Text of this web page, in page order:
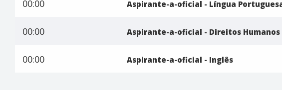
00:00 Aspirante-a-oficial - Língua
00:00 Aspirante-a-oficial - Direitos Humanos
00:00 Aspirante-a-oficial - Inglês